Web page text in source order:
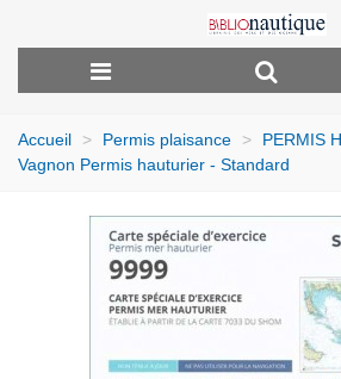
Accueil > Permis plaisance > PERMIS
Vagnon Permis hauturier - Standard